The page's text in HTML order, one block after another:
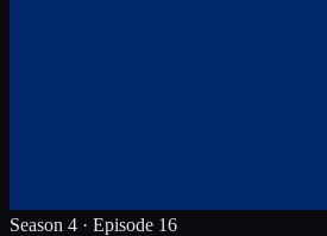
Season 4 · Episode 16